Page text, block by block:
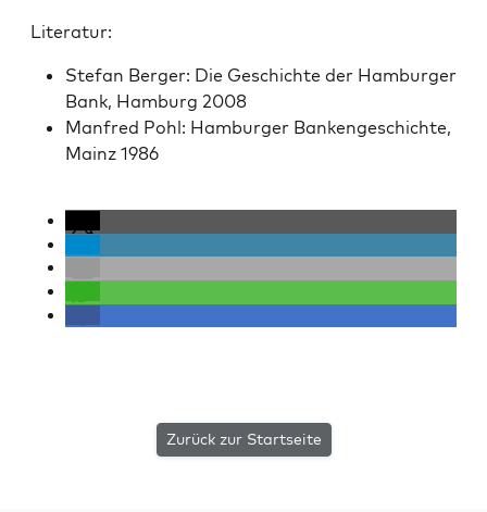
Lit­er­atur:
Ste­fan Berg­er: Die Geschichte der Ham­burg­er
Bank, Ham­burg 2008
Man­fred Pohl: Ham­burg­er Bankengeschichte,
Mainz 1986
Zurück zur Startseite